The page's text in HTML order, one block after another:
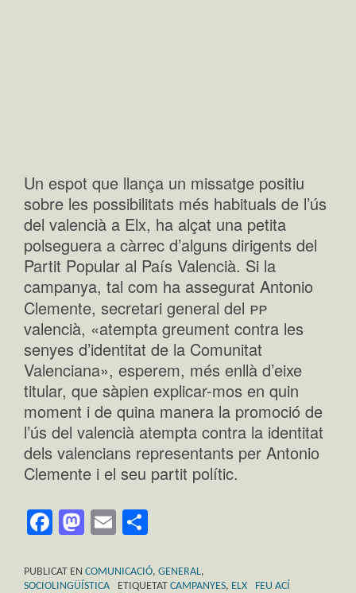
Un espot que llança un missatge positiu
sobre les possibilitats més habituals de l’ús
del valencià a Elx, ha alçat una petita
polseguera a càrrec d’alguns dirigents del
Partit Popular al País Valencià. Si la
campanya, tal com ha assegurat Antonio
Clemente, secretari general del pp
valencià, «atempta greument contra les
senyes d’identitat de la Comunitat
Valenciana», esperem, més enllà d’eixe
titular, que sàpien explicar-mos en quin
moment i de quina manera la promoció de
l’ús del valencià atempta contra la identitat
dels valencians representants per Antonio
Clemente i el seu partit polític.
Facebook
Mastodon
Email
PUBLICAT EN COMUNICACIÓ, GENERAL,
SOCIOLINGÜÍSTICA
ETIQUETAT CAMPANYES, ELX
FEU ACÍ